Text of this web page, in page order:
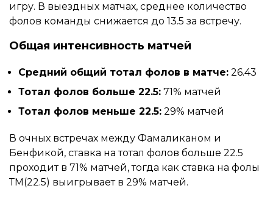
игру. В выездных матчах, среднее количество
фолов команды снижается до 13.5 за встречу.
Общая интенсивность матчей
Средний общий тотал фолов в матче: 26.43
Тотал фолов больше 22.5: 71% матчей
Тотал фолов меньше 22.5: 29% матчей
В очных встречах между Фамаликаном и
Бенфикой, ставка на тотал фолов больше 22.5
проходит в 71% матчей, тогда как ставка на фолы
ТМ(22.5) выигрывает в 29% матчей.